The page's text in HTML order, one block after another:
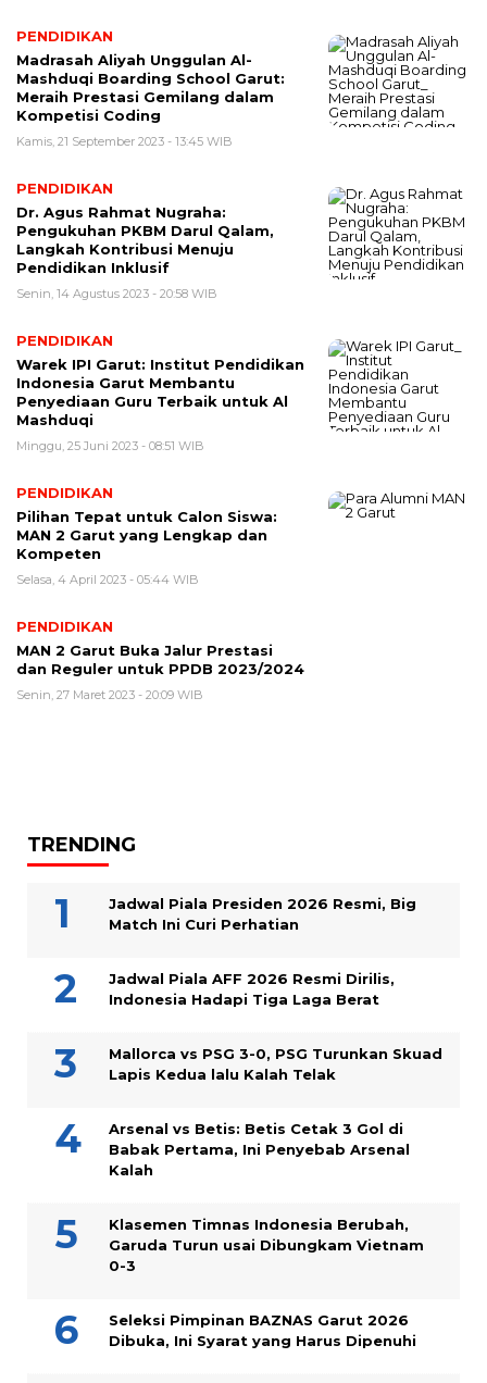
PENDIDIKAN
Madrasah Aliyah Unggulan Al-
Mashduqi Boarding School Garut:
Meraih Prestasi Gemilang dalam
Kompetisi Coding
Kamis, 21 September 2023 - 13:45 WIB
PENDIDIKAN
Dr. Agus Rahmat Nugraha:
Pengukuhan PKBM Darul Qalam,
Langkah Kontribusi Menuju
Pendidikan Inklusif
Senin, 14 Agustus 2023 - 20:58 WIB
PENDIDIKAN
Warek IPI Garut: Institut Pendidikan
Indonesia Garut Membantu
Penyediaan Guru Terbaik untuk Al
Mashduqi
Minggu, 25 Juni 2023 - 08:51 WIB
PENDIDIKAN
Pilihan Tepat untuk Calon Siswa:
MAN 2 Garut yang Lengkap dan
Kompeten
Selasa, 4 April 2023 - 05:44 WIB
PENDIDIKAN
MAN 2 Garut Buka Jalur Prestasi
dan Reguler untuk PPDB 2023/2024
Senin, 27 Maret 2023 - 20:09 WIB
TRENDING
Jadwal Piala Presiden 2026 Resmi, Big
Match Ini Curi Perhatian
Jadwal Piala AFF 2026 Resmi Dirilis,
Indonesia Hadapi Tiga Laga Berat
Mallorca vs PSG 3-0, PSG Turunkan Skuad
Lapis Kedua lalu Kalah Telak
Arsenal vs Betis: Betis Cetak 3 Gol di
Babak Pertama, Ini Penyebab Arsenal
Kalah
Klasemen Timnas Indonesia Berubah,
Garuda Turun usai Dibungkam Vietnam
0-3
Seleksi Pimpinan BAZNAS Garut 2026
Dibuka, Ini Syarat yang Harus Dipenuhi